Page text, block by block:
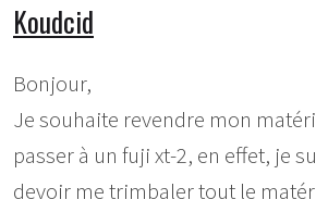
Koudcid
Bonjour,
Je souhaite revendre mon
passer à un fuji xt-2, en effet, je
devoir me trimbaler tout le